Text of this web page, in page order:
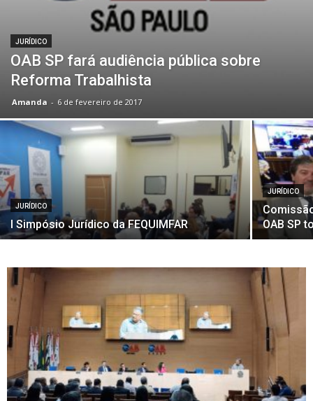
JURÍDICO
OAB SP fará audiência pública sobre
Reforma Trabalhista
Amanda - 6 de fevereiro de 2017
JURÍDICO
I Simpósio Jurídico da FEQUIMFAR
JURÍDICO
OAB SP